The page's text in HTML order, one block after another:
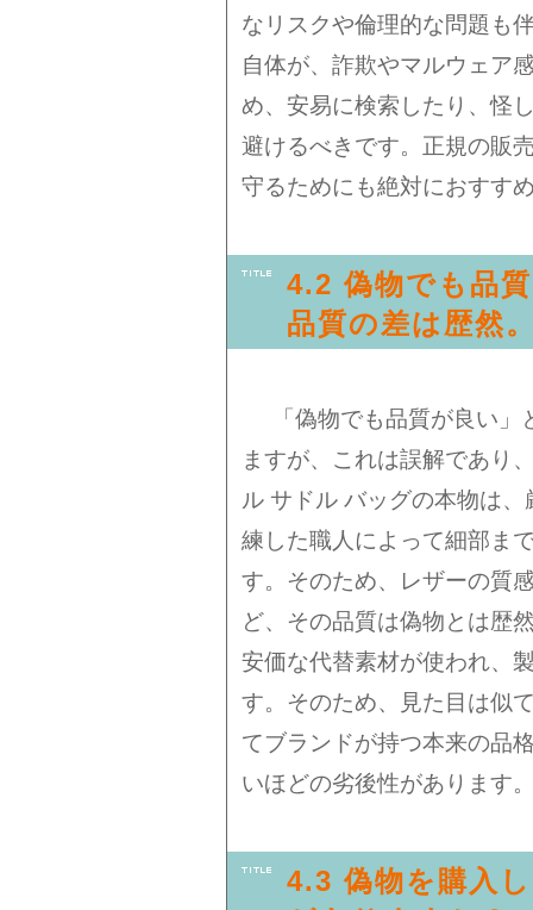
なリスクや倫理的な問題も
自体が、詐欺やマルウェア
め、安易に検索したり、怪
避けるべきです。正規の販
守るためにも絶対におすす
4.2 偽物でも品
品質の差は歴然
「偽物でも品質が良い
ますが、これは誤解であり
ル サドル バッグの本物は
練した職人によって細部ま
す。そのため、レザーの質
ど、その品質は偽物とは歴
安価な代替素材が使われ、
す。そのため、見た目は似
てブランドが持つ本来の品
いほどの劣後性があります
4.3 偽物を購入